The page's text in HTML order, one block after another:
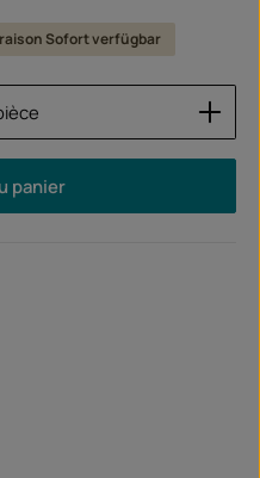
Sofort verfügbar
la quantité
panier